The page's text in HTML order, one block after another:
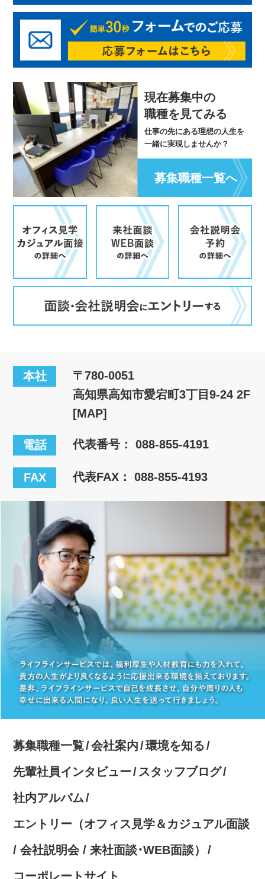
現在募集中の
職種を見てみる
仕事の先にある理想の人生を
一緒に実現しませんか？
募集職種一覧へ
本社
〒780-0051
高知県高知市愛宕町3丁目9-24 2F
[MAP]
電話 代表番号：088-855-4191
FAX 代表FAX： 088-855-4193
募集職種一覧 会社案内
環境を知る
先輩社員インタビュー
スタッフブログ
社内アルバム
エントリー（オフィス見学＆カジュアル面談
/ 会社説明会 / 来社面談･WEB面談）
コーポレートサイト